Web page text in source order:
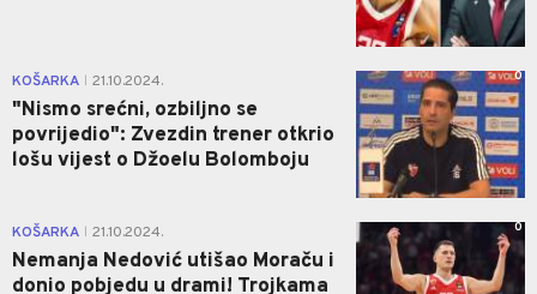
KOŠARKA 21.10.2024.
"Nismo srećni, ozbiljno se
povrijedio": Zvezdin trener otkrio
lošu vijest o Džoelu Bolomboju
0
KOŠARKA 21.10.2024.
Nemanja Nedović utišao Moraču i
donio pobjedu u drami! Trojkama
0